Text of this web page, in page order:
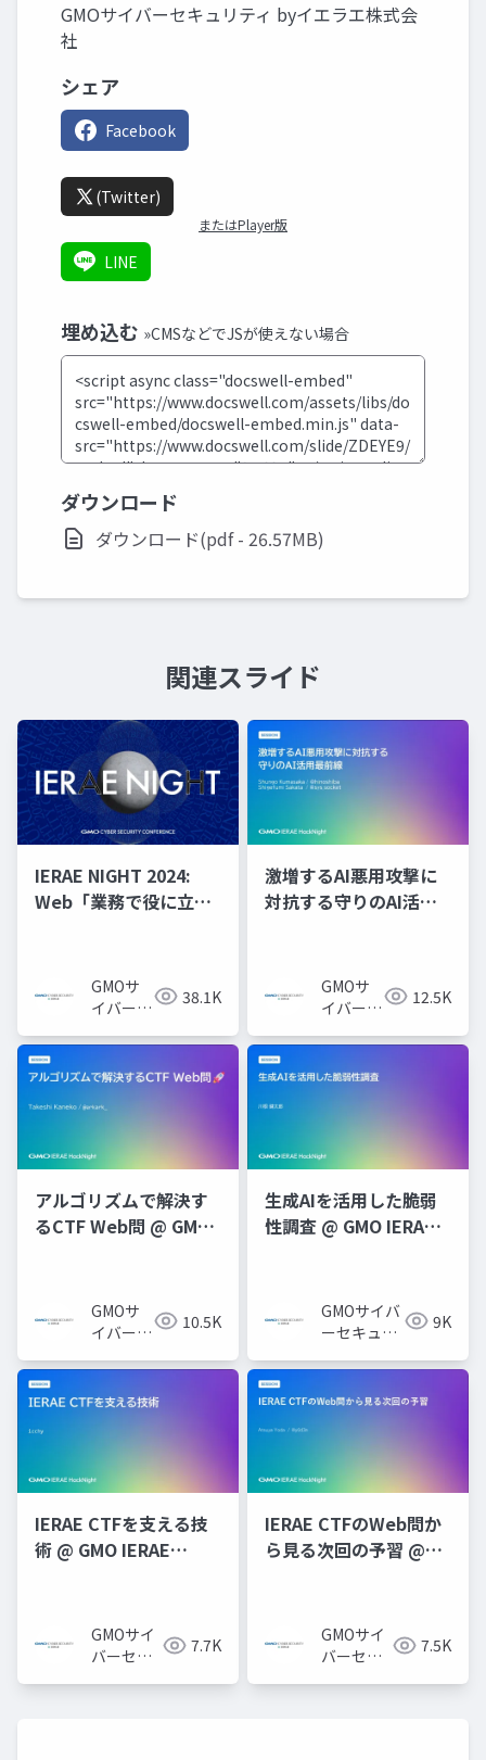
GMOサイバーセキュリティ byイエラエ株式会
社
シェア
Facebook
(Twitter)
またはPlayer版
LINE
埋め込む »CMSなどでJSが使えない場合
ダウンロード
ダウンロード(pdf - 26.57MB)
関連スライド
IERAE NIGHT 2024:
Web「業務で役に立っ
GMOサ
イバーセ
ィ byイ
エラエ株
38.1K
激増するAI悪用攻撃に
対抗する守りのAI活用
代のセキュリティ攻防
戦」
GMOサ
イバーセ
ィ byイ
エラエ株
12.5K
アルゴリズムで解決す
るCTF Web問 @ GMO
GMOサ
イバーセ
ィ byイ
エラエ株
10.5K
生成AIを活用した脆弱
性調査 @ GMO IERAE
GMOサイバ
ーセキュリ
ラエ株式会
社
9K
IERAE CTFを支える技
術 @ GMO IERAE
キュリティ技術&インフ
ラ開発」
GMOサイ
バーセキ
7.7K
IERAE CTFのWeb問か
ら見る次回の予習 @
セキュリティ編」
GMOサイ
バーセキ
7.5K